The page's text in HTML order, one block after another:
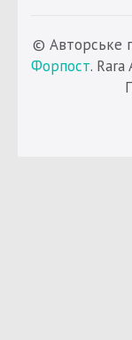
© Авторське
Форпост. Rara